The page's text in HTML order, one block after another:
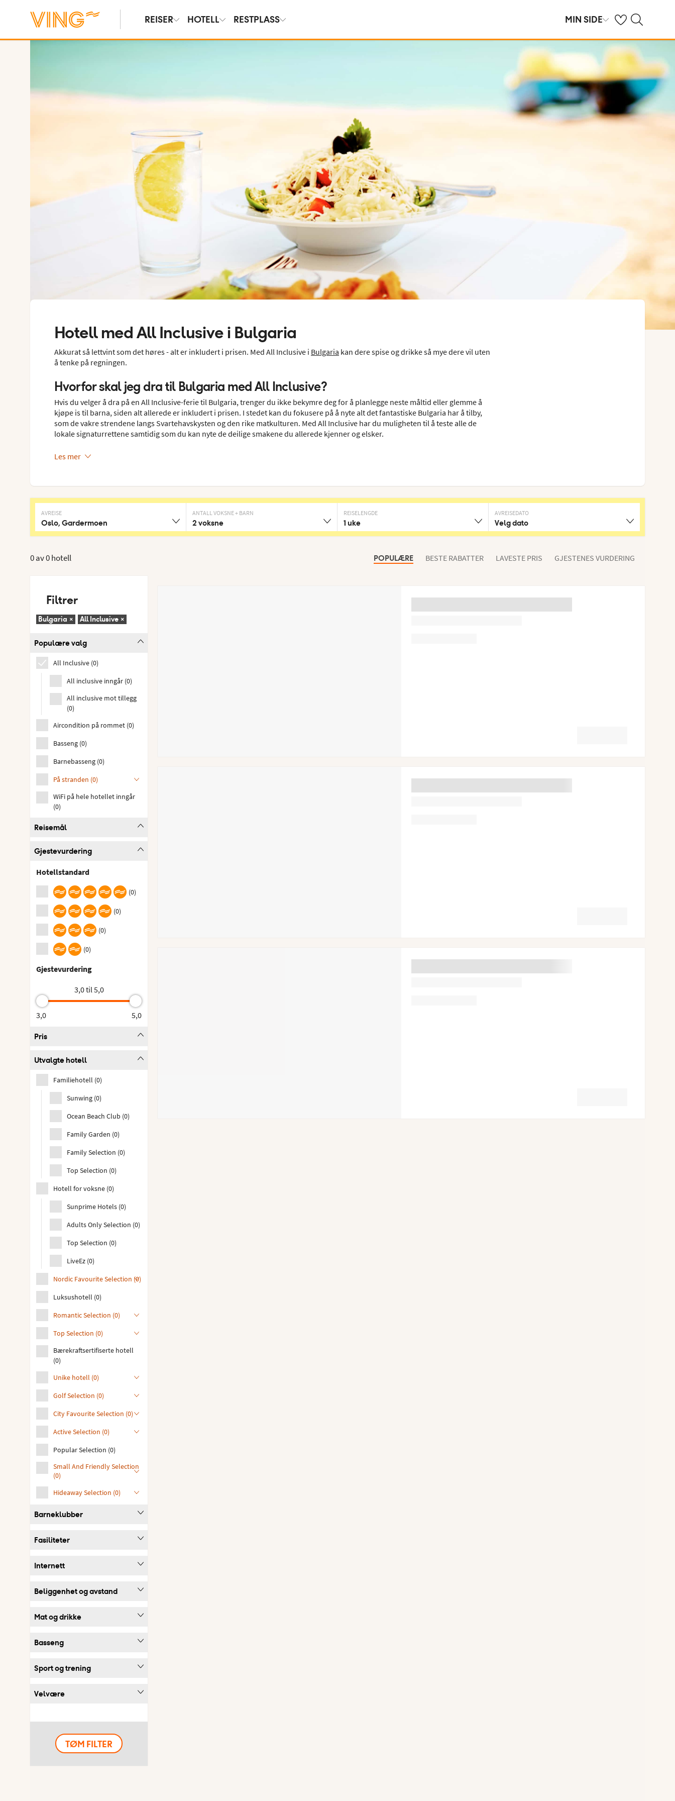
REISER HOTELL RESTPLASS MIN SIDE Se dine sparte
Søk på ving.no
Hotell med All Inclusive i Bulgaria
Akkurat så lettvint som det høres - alt er inkludert i prisen. Med All Inclusive i Bulgaria kan dere spise og drikke så mye dere vil uten
å tenke på regningen.
Hvorfor skal jeg dra til Bulgaria med All Inclusive?
Hvis du velger å dra på en All Inclusive-ferie til Bulgaria, trenger du ikke bekymre deg for å planlegge neste måltid eller glemme å
kjøpe is til barna, siden alt allerede er inkludert i prisen. I stedet kan du fokusere på å nyte alt det fantastiske Bulgaria har å tilby,
som de vakre strendene langs Svartehavskysten og den rike matkulturen. Med All Inclusive har du muligheten til å teste alle de
lokale signaturrettene samtidig som du kan nyte de deilige smakene du allerede kjenner og elsker.
Les mer
AVREISE
Oslo, Gardermoen
ANTALL VOKSNE + BARN
2 voksne
REISELENGDE
1 uke
AVREISEDATO
Velg dato
POPULÆRE BESTE RABATTER LAVESTE PRIS GJESTENES VURDERING
0 av0 hotell
Filtrer
Bulgaria × All Inclusive ×
Populære valg
All Inclusive (0)
All inclusive inngår (0)
All inclusive mot tillegg
(0)
Aircondition på rommet (0)
Basseng (0)
Barnebasseng (0)
På stranden (0)
WiFi på hele hotellet inngår
(0)
Reisemål
Gjestevurdering
Hotellstandard
(0)
(0)
(0)
(0)
Gjestevurdering
3,0 til 5,0
3,0 5,0
Pris
Utvalgte hotell
Familiehotell (0)
Sunwing (0)
Ocean Beach Club (0)
Family Garden (0)
Family Selection (0)
Top Selection (0)
Hotell for voksne (0)
Sunprime Hotels (0)
Adults Only Selection (0)
Top Selection (0)
LiveEz (0)
Nordic Favourite Selection (0)
Luksushotell (0)
Romantic Selection (0)
Top Selection (0)
Bærekraftsertifiserte hotell
(0)
Unike hotell (0)
Golf Selection (0)
City Favourite Selection (0)
Active Selection (0)
Popular Selection (0)
Small And Friendly Selection
(0)
Hideaway Selection (0)
Barneklubber
Fasiliteter
Internett
Beliggenhet og avstand
Mat og drikke
Basseng
Sport og trening
Velvære
TØM FILTER